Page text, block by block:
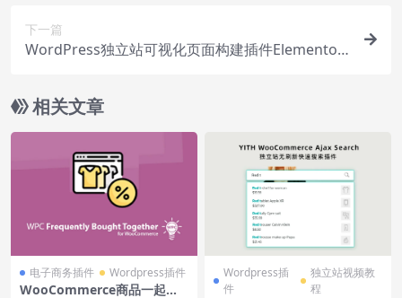
下一篇
WordPress独立站可视化页面构建插件Elementor
相关文章
电子商务插件 Wordpress插件
WooCommerce商品一起购
Wordpress插
件
独立站视频教
程